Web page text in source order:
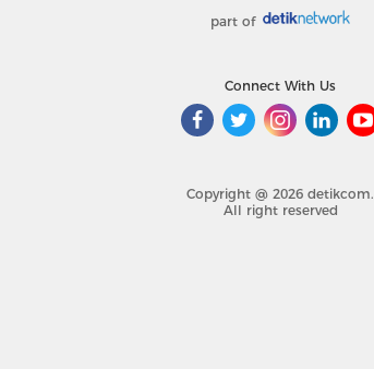
part of
Connect With Us
Copyright @ 2026 detikcom.
All right reserved